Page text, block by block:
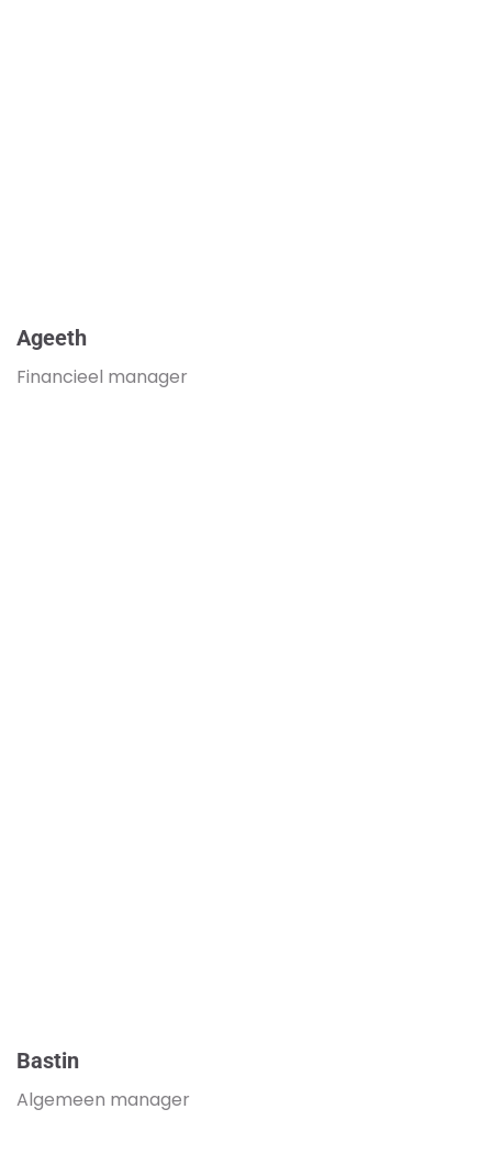
Ageeth
Financieel manager
Bastin
Algemeen manager